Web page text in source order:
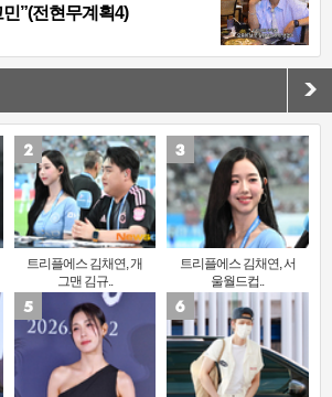
”(전현무계획4)
트리플에스 김채연, 개
그맨 김규..
트리플에스 김채연, 서
울월드컵..